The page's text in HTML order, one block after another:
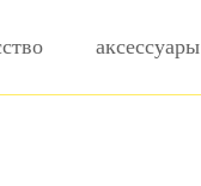
аксессуары